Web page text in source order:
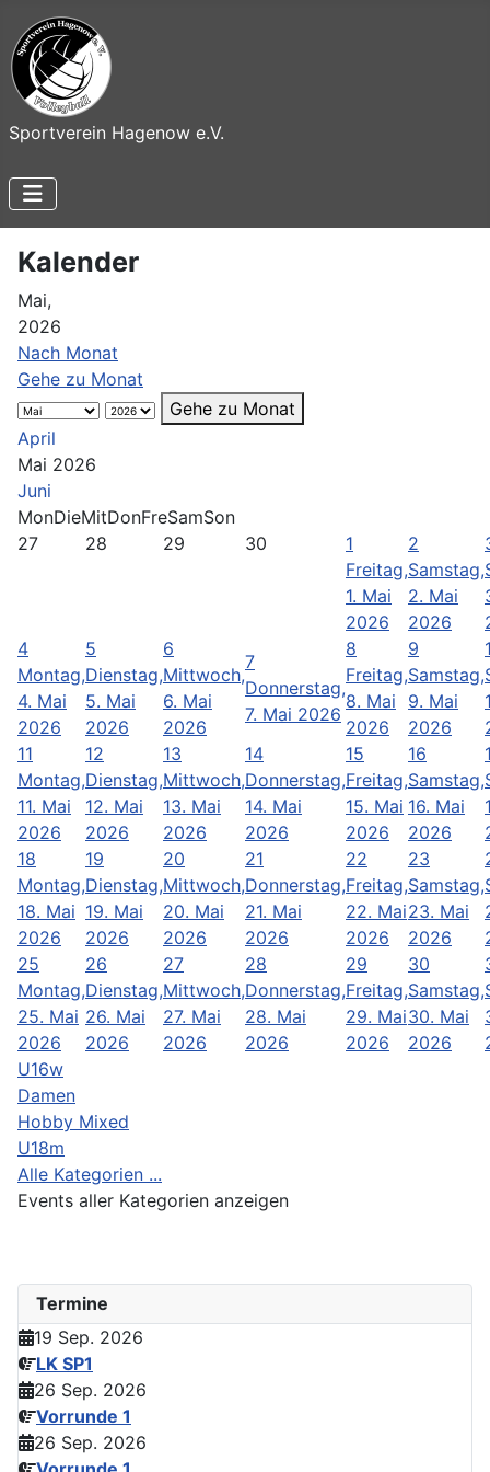
Sportverein Hagenow e.V.
Termine
19 Sep. 2026
LK SP1
26 Sep. 2026
Vorrunde 1
26 Sep. 2026
Kalender
Mai,
2026
Nach Monat
Gehe zu Monat
Gehe zu Monat
April
Mai 2026
Juni
MonDieMitDonFreSamSon
27
28 29 30
1
Freitag,
1. Mai
2026
2
Samstag,
2. Mai
2026
4
Montag,
4. Mai
2026
5
Dienstag,
5. Mai
2026
6
Mittwoch,
6. Mai
2026
7
Donnerstag,
7. Mai 2026
8
Freitag,
8. Mai
2026
9
Samstag,
9. Mai
2026
11
Montag,
11. Mai
2026
12
Dienstag,
12. Mai
2026
13
Mittwoch,
13. Mai
2026
14
Donnerstag,
14. Mai
2026
15
Freitag,
15. Mai
2026
16
Samstag,
16. Mai
2026
18
Montag,
18. Mai
2026
19
Dienstag,
19. Mai
2026
20
Mittwoch,
20. Mai
2026
21
Donnerstag,
21. Mai
2026
22
Freitag,
22. Mai
2026
23
Samstag,
23. Mai
2026
25
Montag,
25. Mai
2026
26
Dienstag,
26. Mai
2026
27
Mittwoch,
27. Mai
2026
28
Donnerstag,
28. Mai
2026
29
Freitag,
29. Mai
2026
30
Samstag,
30. Mai
2026
U16w
Damen
Hobby Mixed
U18m
Alle Kategorien ...
Events aller Kategorien anzeigen